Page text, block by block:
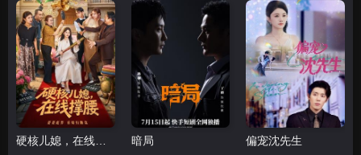
硬核儿媳，在线撑腰 暗局 偏宠沈先生